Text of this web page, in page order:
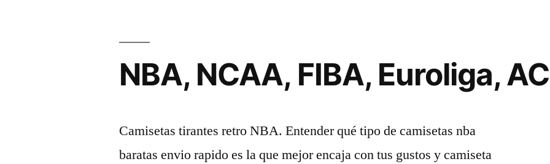
NBA, NCAA, FIBA, Euroliga,
Camisetas tirantes retro NBA. Entender qué tipo de camisetas nba
baratas envio rapido es la que mejor encaja con tus gustos y camiseta